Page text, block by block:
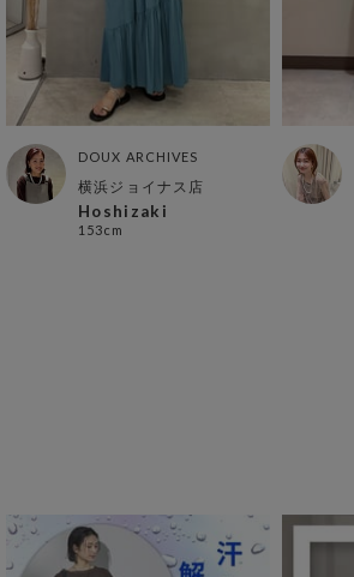
DOUX ARCHIVES
横浜ジョイナス店
Hoshizaki
153cm